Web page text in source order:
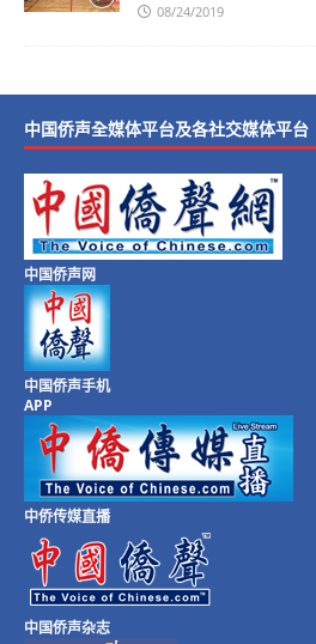
08/24/2019
中国侨声全媒体平台及各社交媒体平台
中国侨声网
中国侨声手机
APP
中侨传媒直播
中国侨声杂志